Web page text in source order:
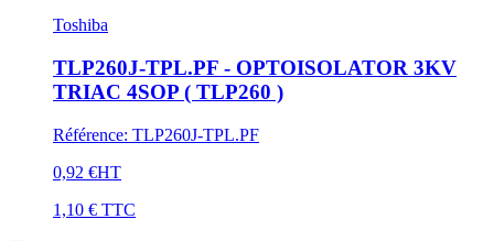
Toshiba
TLP260J-TPL.PF - OPTOISOLATOR 3KV
TRIAC 4SOP ( TLP260 )
Référence: TLP260J-TPL.PF
0,92 €HT
1,10 € TTC